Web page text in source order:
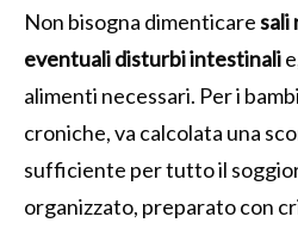
Non bisogna dimenticaresali
eventuali disturbi intestinali
alimenti necessari. Per i
croniche, va calcolata una
sufficiente per tutto il
organizzato, preparato con